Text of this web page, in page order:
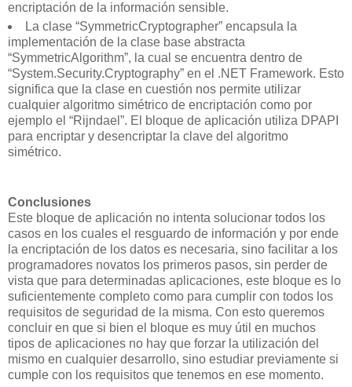
encriptación de la información sensible.
La clase “SymmetricCryptographer” encapsula la
implementación de la clase base abstracta
“SymmetricAlgorithm”, la cual se encuentra dentro de
“System.Security.Cryptography” en el .NET Framework. Esto
significa que la clase en cuestión nos permite utilizar
cualquier algoritmo simétrico de encriptación como por
ejemplo el “Rijndael”. El bloque de aplicación utiliza DPAPI
para encriptar y desencriptar la clave del algoritmo
simétrico.
Conclusiones
Este bloque de aplicación no intenta solucionar todos los
casos en los cuales el resguardo de información y por ende
la encriptación de los datos es necesaria, sino facilitar a los
programadores novatos los primeros pasos, sin perder de
vista que para determinadas aplicaciones, este bloque es lo
suficientemente completo como para cumplir con todos los
requisitos de seguridad de la misma. Con esto queremos
concluir en que si bien el bloque es muy útil en muchos
tipos de aplicaciones no hay que forzar la utilización del
mismo en cualquier desarrollo, sino estudiar previamente si
cumple con los requisitos que tenemos en ese momento.